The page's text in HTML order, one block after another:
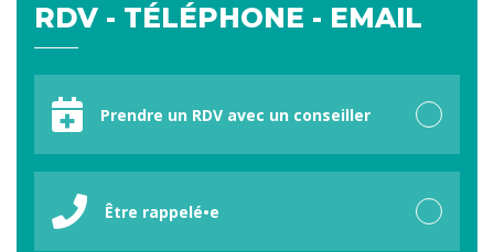
RDV - TÉLÉPHONE - EMAIL
préférencePrendre un RDV avec un conseiller
Être rappelé•e